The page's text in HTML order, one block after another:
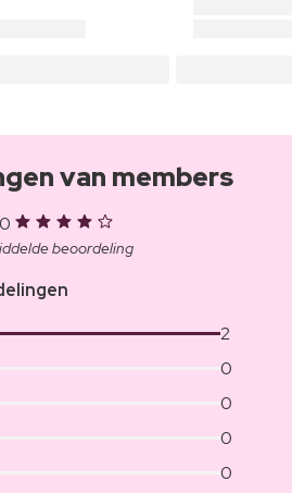
van members
beoordeling
2
0
0
0
0